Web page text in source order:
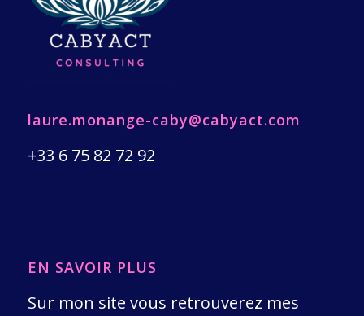
laure.monange-caby@cabyact.com
+33 6 75 82 72 92
EN SAVOIR PLUS
Sur mon site vous retrouverez mes